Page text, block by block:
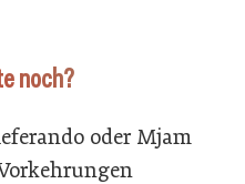
noch?
oder Mjam